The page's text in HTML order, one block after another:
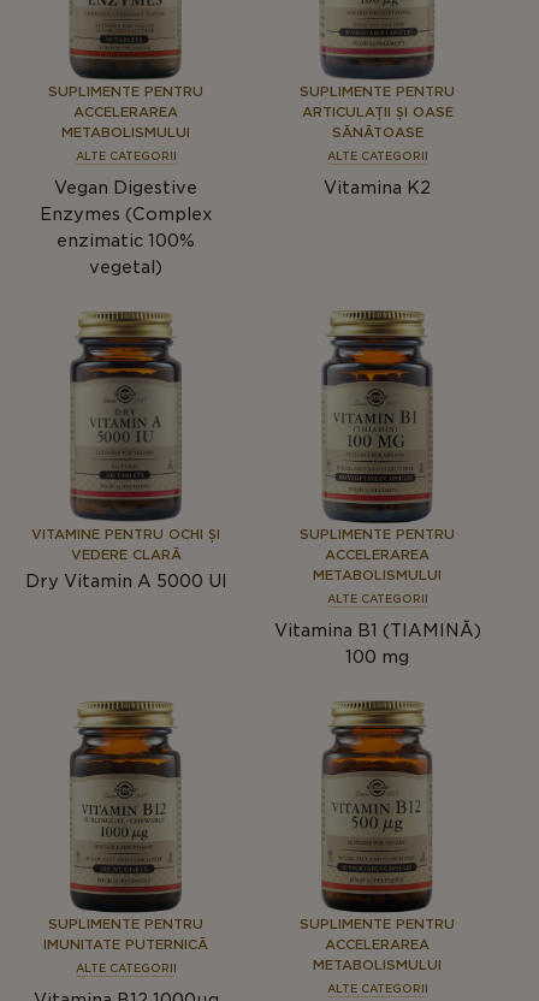
SUPLIMENTE PENTRU
ACCELERAREA
METABOLISMULUI
ALTE CATEGORII
Vegan Digestive
Enzymes (Complex
enzimatic 100%
vegetal)
SUPLIMENTE PENTRU
ARTICULAȚII ȘI OASE
SĂNĂTOASE
ALTE CATEGORII
Vitamina K2
VITAMINE PENTRU OCHI ȘI
VEDERE CLARĂ
Dry Vitamin A 5000 UI
SUPLIMENTE PENTRU
ACCELERAREA
METABOLISMULUI
ALTE CATEGORII
Vitamina B1 (TIAMINĂ)
100 mg
SUPLIMENTE PENTRU
IMUNITATE PUTERNICĂ
ALTE CATEGORII
SUPLIMENTE PENTRU
ACCELERAREA
METABOLISMULUI
ALTE CATEGORII